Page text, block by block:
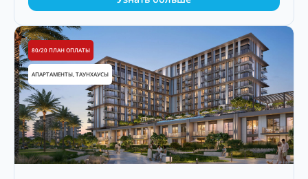
80/20 ПЛАН ОПЛАТЫ
АПАРТАМЕНТЫ, ТАУНХАУСЫ